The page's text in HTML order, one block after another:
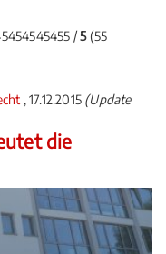
/5(55
, 17.12.2015 (Update
die